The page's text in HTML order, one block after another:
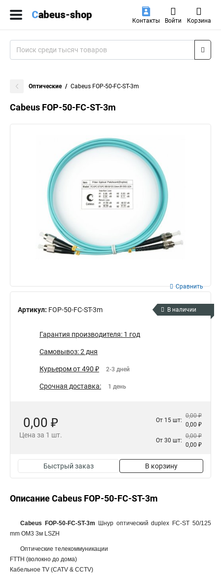
Контакты Войти Корзина
Оптические Cabeus FOP-50-FC-ST-3m
Cabeus FOP-50-FC-ST-3m
Артикул: FOP-50-FC-ST-3m
Сравнить
В наличии
Гарантия производителя: 1 год
Самовывоз: 2 дня
Курьером от 490 ₽ 2-3 дней
Срочная доставка: 1 день
0,00 ₽
Цена за 1 шт.
От 15 шт:
0,00 ₽
0,00 ₽
От 30 шт:
0,00 ₽
0,00 ₽
Быстрый заказ В корзину
Описание Cabeus FOP-50-FC-ST-3m
Cabeus FOP-50-FC-ST-3m
Шнур оптический duplex FC-ST 50/125
mm OM3 3м LSZH
Оптические телекоммуникации
FTTH (волокно до дома)
Кабельное TV (CATV & CCTV)